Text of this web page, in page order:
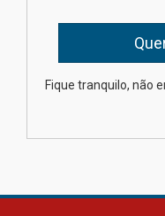
Fique tranquilo, não